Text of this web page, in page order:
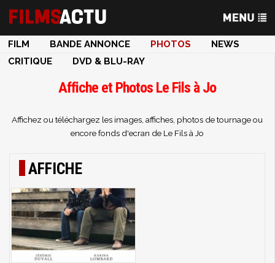
FILM BANDE ANNONCE PHOTOS
NEWS
CRITIQUE
DVD & BLU-RAY
Affiche et Photos Le Fils à Jo
Affichez ou téléchargez les images, affiches, photos de tournage ou
encore fonds d'ecran de Le Fils à Jo
AFFICHE